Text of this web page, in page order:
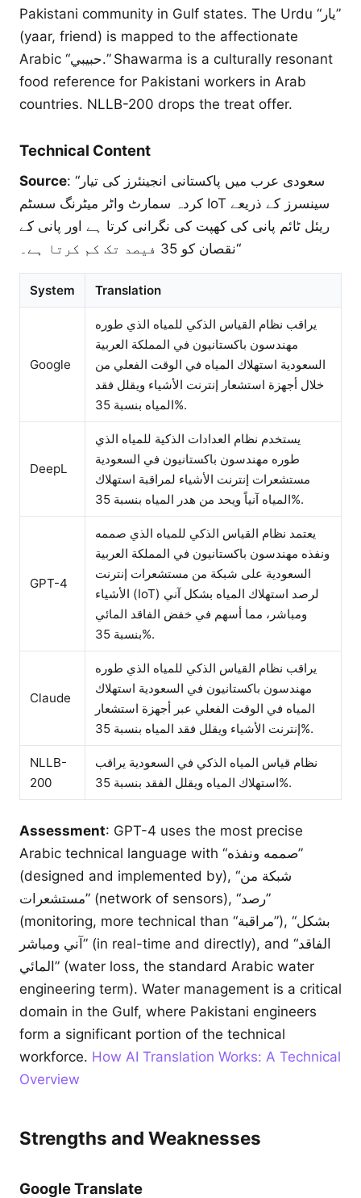
Pakistani community in Gulf states. The Urdu “یار”
(yaar, friend) is mapped to the affectionate
Arabic “حبيبي.” Shawarma is a culturally resonant
food reference for Pakistani workers in Arab
countries. NLLB-200 drops the treat offer.
Technical Content
Source: “سعودی عرب میں پاکستانی انجینئرز کی تیار
کردہ سمارٹ واٹر میٹرنگ سسٹم IoT سینسرز کے ذریعے
ریئل ٹائم پانی کی کھپت کی نگرانی کرتا ہے اور پانی کے
نقصان کو 35 فیصد تک کم کرتا ہے۔“
System Translation
Google
يراقب نظام القياس الذكي للمياه الذي طوره
مهندسون باكستانيون في المملكة العربية
السعودية استهلاك المياه في الوقت الفعلي من
خلال أجهزة استشعار إنترنت الأشياء ويقلل فقد
المياه بنسبة 35%.
DeepL
يستخدم نظام العدادات الذكية للمياه الذي
طوره مهندسون باكستانيون في السعودية
مستشعرات إنترنت الأشياء لمراقبة استهلاك
المياه آنياً ويحد من هدر المياه بنسبة 35%.
GPT-4
يعتمد نظام القياس الذكي للمياه الذي صممه
ونفذه مهندسون باكستانيون في المملكة العربية
السعودية على شبكة من مستشعرات إنترنت
الأشياء (IoT) لرصد استهلاك المياه بشكل آني
ومباشر، مما أسهم في خفض الفاقد المائي
بنسبة 35%.
Claude
يراقب نظام القياس الذكي للمياه الذي طوره
مهندسون باكستانيون في السعودية استهلاك
المياه في الوقت الفعلي عبر أجهزة استشعار
إنترنت الأشياء ويقلل فقد المياه بنسبة 35%.
NLLB-
200
نظام قياس المياه الذكي في السعودية يراقب
استهلاك المياه ويقلل الفقد بنسبة 35%.
Assessment: GPT-4 uses the most precise
Arabic technical language with “صممه ونفذه”
(designed and implemented by), “شبكة من
مستشعرات” (network of sensors), “رصد”
(monitoring, more technical than “مراقبة”), “بشكل
آني ومباشر” (in real-time and directly), and “الفاقد
المائي” (water loss, the standard Arabic water
engineering term). Water management is a critical
domain in the Gulf, where Pakistani engineers
form a significant portion of the technical
workforce. How AI Translation Works: A Technical
Overview
Strengths and Weaknesses
Google Translate